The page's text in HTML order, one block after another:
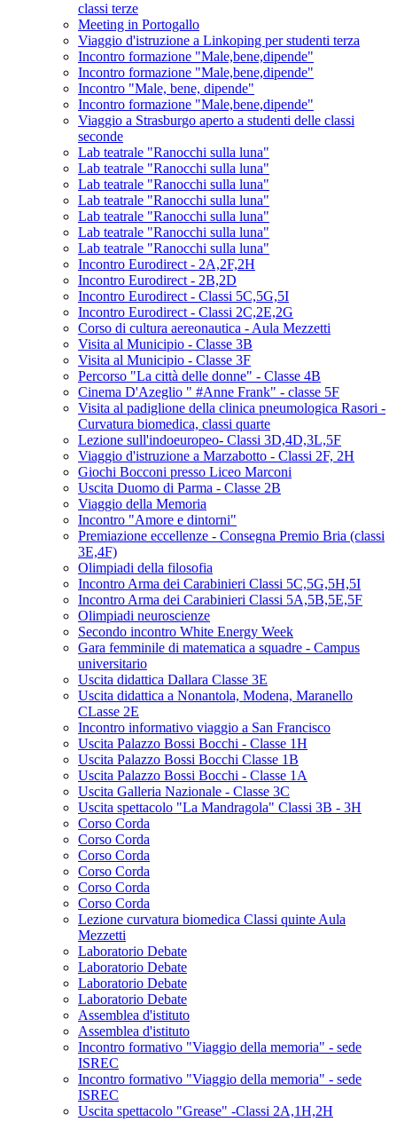
classi terze
Meeting in Portogallo
Viaggio d'istruzione a Linkoping per studenti terza
Incontro formazione "Male,bene,dipende"
Incontro formazione "Male,bene,dipende"
Incontro "Male, bene, dipende"
Incontro formazione "Male,bene,dipende"
Viaggio a Strasburgo aperto a studenti delle classi
seconde
Lab teatrale "Ranocchi sulla luna"
Lab teatrale "Ranocchi sulla luna"
Lab teatrale "Ranocchi sulla luna"
Lab teatrale "Ranocchi sulla luna"
Lab teatrale "Ranocchi sulla luna"
Lab teatrale "Ranocchi sulla luna"
Lab teatrale "Ranocchi sulla luna"
Incontro Eurodirect - 2A,2F,2H
Incontro Eurodirect - 2B,2D
Incontro Eurodirect - Classi 5C,5G,5I
Incontro Eurodirect - Classi 2C,2E,2G
Corso di cultura aereonautica - Aula Mezzetti
Visita al Municipio - Classe 3B
Visita al Municipio - Classe 3F
Percorso "La città delle donne" - Classe 4B
Cinema D'Azeglio " #Anne Frank" - classe 5F
Visita al padiglione della clinica pneumologica Rasori -
Curvatura biomedica, classi quarte
Lezione sull'indoeuropeo- Classi 3D,4D,3L,5F
Viaggio d'istruzione a Marzabotto - Classi 2F, 2H
Giochi Bocconi presso Liceo Marconi
Uscita Duomo di Parma - Classe 2B
Viaggio della Memoria
Incontro "Amore e dintorni"
Premiazione eccellenze - Consegna Premio Bria (classi
3E,4F)
Olimpiadi della filosofia
Incontro Arma dei Carabinieri Classi 5C,5G,5H,5I
Incontro Arma dei Carabinieri Classi 5A,5B,5E,5F
Olimpiadi neuroscienze
Secondo incontro White Energy Week
Gara femminile di matematica a squadre - Campus
universitario
Uscita didattica Dallara Classe 3E
Uscita didattica a Nonantola, Modena, Maranello
CLasse 2E
Incontro informativo viaggio a San Francisco
Uscita Palazzo Bossi Bocchi - Classe 1H
Uscita Palazzo Bossi Bocchi Classe 1B
Uscita Palazzo Bossi Bocchi - Classe 1A
Uscita Galleria Nazionale - Classe 3C
Uscita spettacolo "La Mandragola" Classi 3B - 3H
Corso Corda
Corso Corda
Corso Corda
Corso Corda
Corso Corda
Corso Corda
Lezione curvatura biomedica Classi quinte Aula
Mezzetti
Laboratorio Debate
Laboratorio Debate
Laboratorio Debate
Laboratorio Debate
Assemblea d'istituto
Assemblea d'istituto
Incontro formativo "Viaggio della memoria" - sede
ISREC
Incontro formativo "Viaggio della memoria" - sede
ISREC
Uscita spettacolo "Grease" -Classi 2A,1H,2H